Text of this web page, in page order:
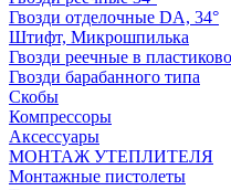
Гвозди отделочные DA, 34°
Штифт, Микрошпилька
Гвозди реечные в
Гвозди барабанного типа
Скобы
Компрессоры
Аксессуары
МОНТАЖ УТЕПЛИТЕЛЯ
Монтажные пистолеты